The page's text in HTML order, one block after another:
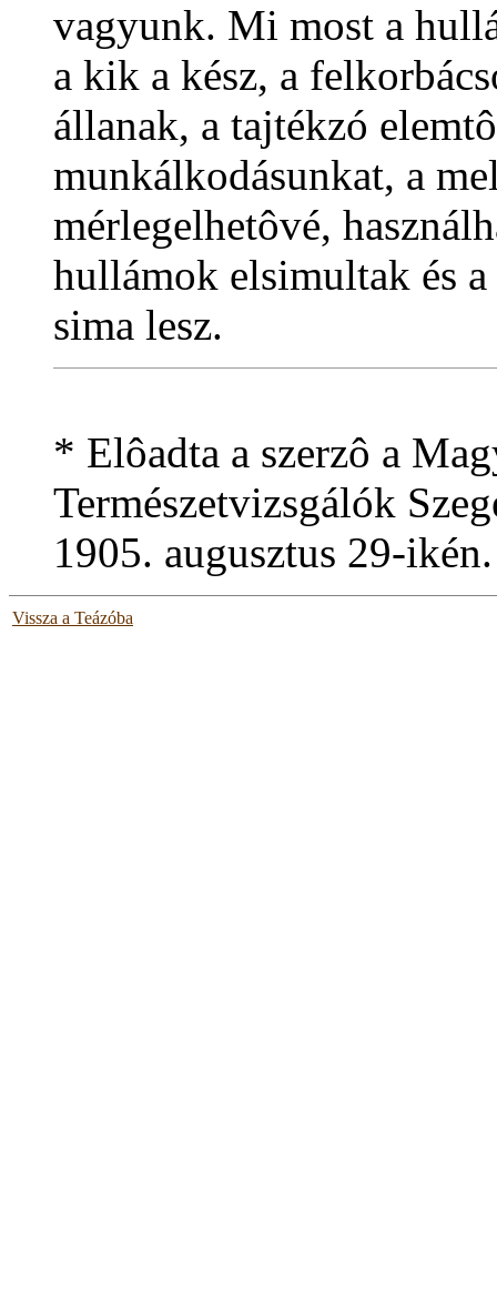
vagyunk. Mi most a
a kik a kész, a
állanak, a tajtékzó
munkálkodásunkat, a
mérlegelhetôvé,
hullámok elsimultak és a
sima lesz.
* Elôadta a szerzô a
Természetvizsgálók
1905. augusztus 29-ikén.
Vissza a Teázóba